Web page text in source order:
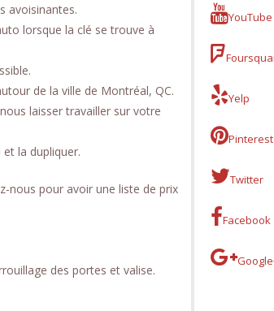
avoisinantes.
lorsque la clé se trouve à
de la ville de Montréal, QC.
laisser travailler sur votre
la dupliquer.
nous pour avoir une liste de prix
des portes et valise.
YouTube
Yelp
Pinterest
Twitter
Facebook